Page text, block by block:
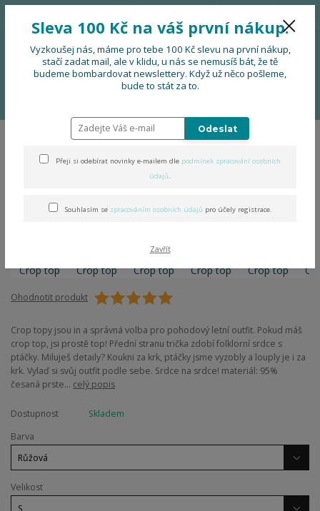
Menu
0 Kč
Folklorní Crop top
Ohodnotit produkt
Crop topy jsou in a správná volba pro pohodový letní outfit. Pokud máš
crop top, jsi prostě top! Přední stranu trička zdobí folklorní srdce s
ptáčky. Miluješ detaily? Koukni za krk, ptáčky jsme vyzobly a louply je i za
krk. Vylaď si svůj outfit podle sebe. Srdce na srdce! materiál: 95%
česaná prste... celý popis
Dostupnost
Skladem
Barva
Velikost
Sleva 100 Kč na váš první nákup.
Vyzkoušej nás, máme pro tebe 100 Kč slevu na první nákup,
stačí zadat mail, ale v klidu, u nás se nemusíš bát, že tě
budeme bombardovat newslettery. Když už něco pošleme,
bude to stát za to.
Odeslat
Přeji si odebírat novinky e-mailem dle podmínek zpracování osobních
údajů.
Souhlasím se zpracováním osobních údajů pro účely registrace.
Zavřít